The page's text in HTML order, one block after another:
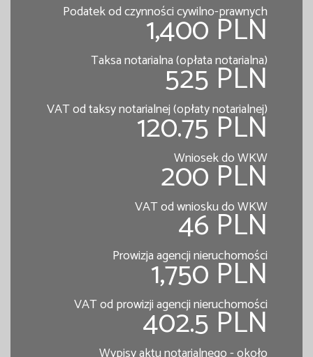
Podatek od czynności cywilno-prawnych
1,400 PLN
Taksa notarialna (opłata notarialna)
525 PLN
VAT od taksy notarialnej (opłaty notarialnej)
120.75 PLN
Wniosek do WKW
200 PLN
VAT od wniosku do WKW
46 PLN
Prowizja agencji nieruchomości
1,750 PLN
VAT od prowizji agencji nieruchomości
402.5 PLN